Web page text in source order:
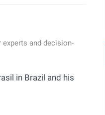
and decision-
in Brazil and his